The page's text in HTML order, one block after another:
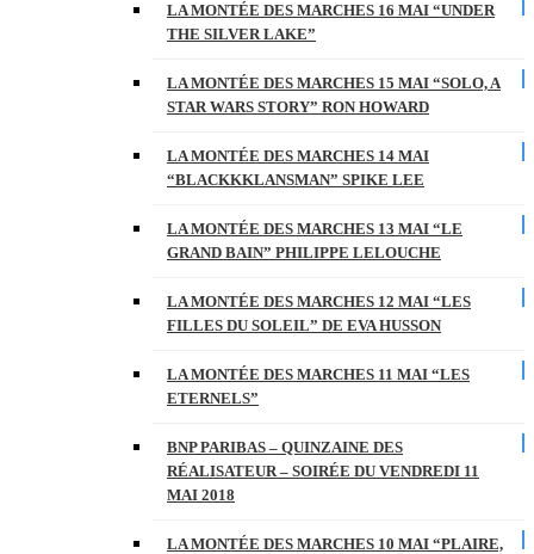
LA MONTÉE DES MARCHES 16 MAI “UNDER
THE SILVER LAKE”
LA MONTÉE DES MARCHES 15 MAI “SOLO, A
STAR WARS STORY” RON HOWARD
LA MONTÉE DES MARCHES 14 MAI
“BLACKKKLANSMAN” SPIKE LEE
LA MONTÉE DES MARCHES 13 MAI “LE
GRAND BAIN” PHILIPPE LELOUCHE
LA MONTÉE DES MARCHES 12 MAI “LES
FILLES DU SOLEIL” DE EVA HUSSON
LA MONTÉE DES MARCHES 11 MAI “LES
ETERNELS”
BNP PARIBAS – QUINZAINE DES
RÉALISATEUR – SOIRÉE DU VENDREDI 11
MAI 2018
LA MONTÉE DES MARCHES 10 MAI “PLAIRE,